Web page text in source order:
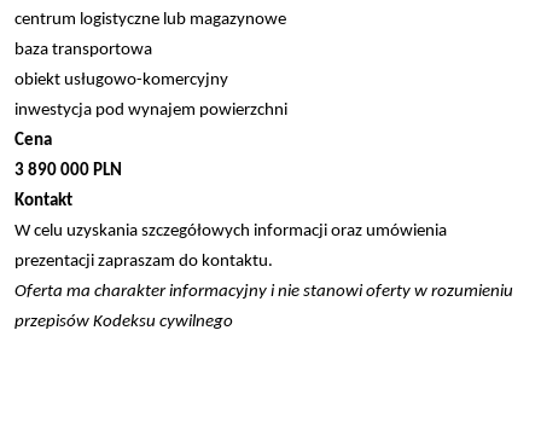
centrum logistyczne lub magazynowe
baza transportowa
obiekt usługowo-komercyjny
inwestycja pod wynajem powierzchni
Cena
3 890 000 PLN
Kontakt
W celu uzyskania szczegółowych informacji oraz umówienia
prezentacji zapraszam do kontaktu.
Oferta ma charakter informacyjny i nie stanowi oferty w rozumieniu
przepisów Kodeksu cywilnego